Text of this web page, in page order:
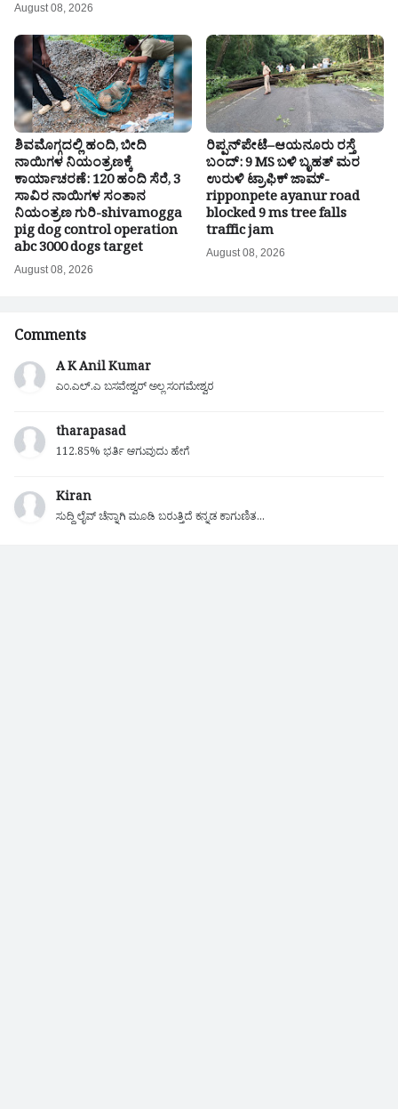
August 08, 2026
ಶಿವಮೊಗ್ಗದಲ್ಲಿ ಹಂದಿ, ಬೀದಿ
ನಾಯಿಗಳ ನಿಯಂತ್ರಣಕ್ಕೆ
ಕಾರ್ಯಾಚರಣೆ: 120 ಹಂದಿ ಸೆರೆ, 3
ಸಾವಿರ ನಾಯಿಗಳ ಸಂತಾನ
ನಿಯಂತ್ರಣ ಗುರಿ-shivamogga
pig dog control operation
abc 3000 dogs target
August 08, 2026
ರಿಪ್ಪನ್‌ಪೇಟೆ–ಆಯನೂರು ರಸ್ತೆ
ಬಂದ್: 9 MS ಬಳಿ ಬೃಹತ್ ಮರ
ಉರುಳಿ ಟ್ರಾಫಿಕ್ ಜಾಮ್-
ripponpete ayanur road
blocked 9 ms tree falls
traffic jam
August 08, 2026
Comments
A K Anil Kumar
ಎಂ.ಎಲ್.ಎ ಬಸವೇಶ್ವರ್ ಅಲ್ಲ ಸಂಗಮೇಶ್ವರ
tharapasad
112.85% ಭರ್ತಿ ಆಗುವುದು ಹೇಗೆ
Kiran
ಸುದ್ದಿ ಲೈವ್ ಚೆನ್ನಾಗಿ ಮೂಡಿ ಬರುತ್ತಿದೆ ಕನ್ನಡ ಕಾಗುಣಿತ...